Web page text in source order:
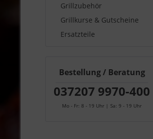
Grillzubehör
Grillkurse & Gutscheine
Ersatzteile
Bestellung / Beratung
037207 9970-400
Mo - Fr: 8 - 19 Uhr | Sa: 9 - 19 Uhr